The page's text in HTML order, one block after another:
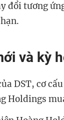
đổi tương
và kỳ
DST, cơ
Holdings